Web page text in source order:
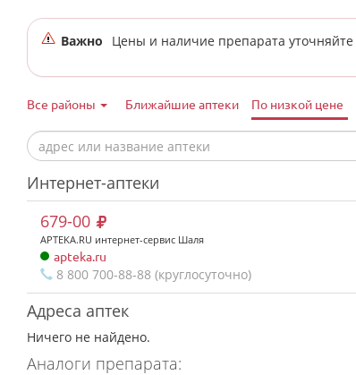
Важно Цены и наличие препарата
Все районы Ближайшие аптеки По низкой цене
Интернет-аптеки
679-00
APTEKA.RU интернет-сервис Шаля
apteka.ru
8 800 700-88-88 (круглосуточно)
Адреса аптек
Ничего не найдено.
Аналоги препарата: